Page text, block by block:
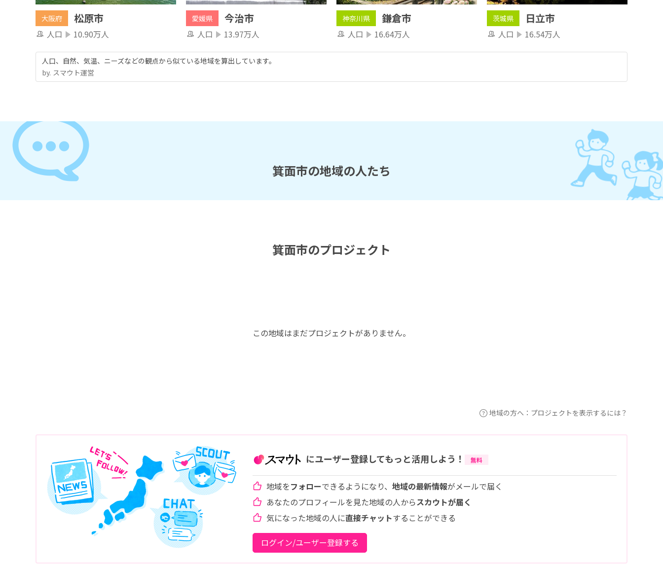
大阪府 松原市
人口 10.90万人
愛媛県 今治市
人口 13.97万人
神奈川県 鎌倉市
人口 16.64万人
茨城県 日立市
人口 16.54万人
人口、自然、気温、ニーズなどの観点から似ている地域を算出しています。
by.︎ スマウト運営
箕面市の地域の人たち
箕面市のプロジェクト
この地域はまだプロジェクトがありません。
地域の方へ：プロジェクトを表示するには？
にユーザー登録してもっと活用しよう！ 無料
地域をフォローできるようになり、 地域の最新情報がメールで届く
あなたのプロフィールを見た地域の人からスカウトが届く
気になった地域の人に直接チャットすることができる
ログイン/ユーザー登録する